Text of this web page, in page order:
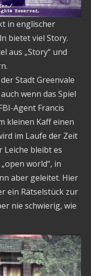
in englischer
bietet viel Story.
aus „Story“ und
Stadt Greenvale
wenn das Spiel
Agent Francis
kleinen Kaff einen
im Laufe der Zeit
bleibt es
world“, in
aber geleitet. Hier
ein Rätselstück zur
nie schwierig, wie